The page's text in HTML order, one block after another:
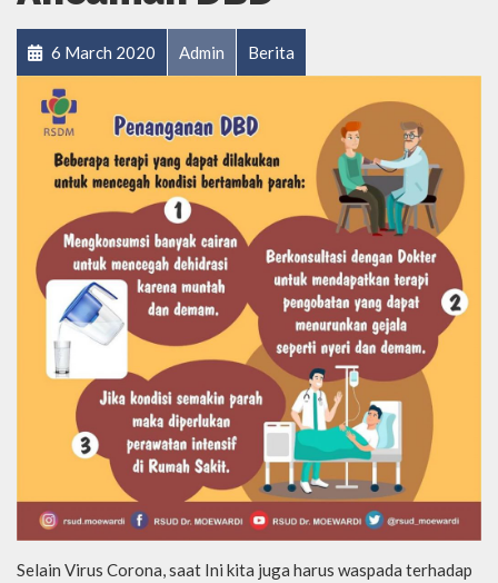
6 March 2020 Admin Berita
Selain Virus Corona, saat Ini kita juga harus waspada terhadap